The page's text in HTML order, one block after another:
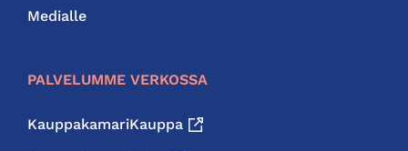
Medialle
PALVELUMME VERKOSSA
KauppakamariKauppa